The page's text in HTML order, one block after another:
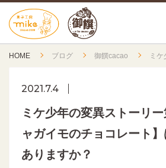
HOME ブログ 御饌cacao ミ
2021.7.4
ミケ少年の変異ストーリ
ャガイモのチョコレート
ありますか？